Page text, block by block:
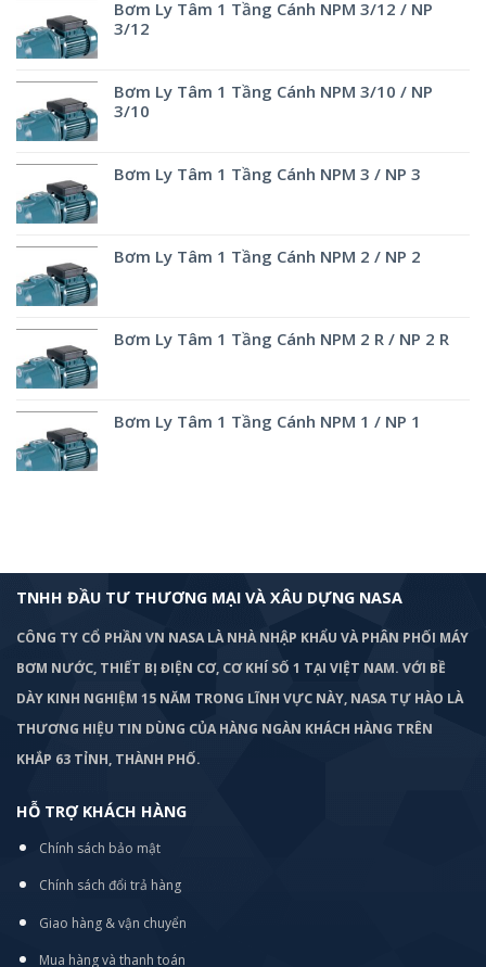
Bơm Ly Tâm 1 Tầng Cánh NPM 3/12 / NP
3/12
Bơm Ly Tâm 1 Tầng Cánh NPM 3/10 / NP
3/10
Bơm Ly Tâm 1 Tầng Cánh NPM 3 / NP 3
Bơm Ly Tâm 1 Tầng Cánh NPM 2 / NP 2
Bơm Ly Tâm 1 Tầng Cánh NPM 2 R / NP 2 R
Bơm Ly Tâm 1 Tầng Cánh NPM 1 / NP 1
TNHH ĐẦU TƯ THƯƠNG MẠI VÀ XÂU DỰNG NASA
CÔNG TY CỔ PHẦN VN NASA LÀ NHÀ NHẬP KHẨU VÀ PHÂN PHỐI MÁY
BƠM NƯỚC, THIẾT BỊ ĐIỆN CƠ, CƠ KHÍ SỐ 1 TẠI VIỆT NAM. VỚI BỀ
DÀY KINH NGHIỆM 15 NĂM TRONG LĨNH VỰC NÀY, NASA TỰ HÀO LÀ
THƯƠNG HIỆU TIN DÙNG CỦA HÀNG NGÀN KHÁCH HÀNG TRÊN
KHẮP 63 TỈNH, THÀNH PHỐ.
HỖ TRỢ KHÁCH HÀNG
Chính sách bảo mật
Chính sách đổi trả hàng
Giao hàng & vận chuyển
Mua hàng và thanh toán